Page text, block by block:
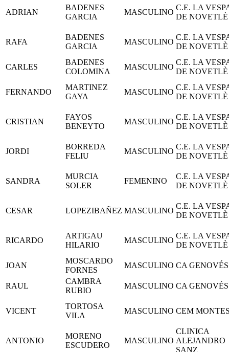
ADRIAN
BADENES
GARCIA
MASCULINO
C.E. LA
DE NOVETLÈ
RAFA
BADENES
GARCIA
MASCULINO
C.E. LA
DE NOVETLÈ
CARLES
BADENES
COLOMINA
MASCULINO
C.E. LA
DE NOVETLÈ
FERNANDO
MARTINEZ
GAYA
MASCULINO
C.E. LA
DE NOVETLÈ
CRISTIAN
FAYOS
BENEYTO
MASCULINO
C.E. LA
DE NOVETLÈ
JORDI
BORREDA
FELIU
MASCULINO
C.E. LA
DE NOVETLÈ
SANDRA
MURCIA
SOLER
FEMENINO
C.E. LA
DE NOVETLÈ
CESAR LOPEZIBAÑEZ MASCULINO
C.E. LA
DE NOVETLÈ
RICARDO
ARTIGAU
HILARIO
MASCULINO
C.E. LA
DE NOVETLÈ
JOAN
MOSCARDO
FORNES
MASCULINO CA GENOVÉS
RAUL
CAMBRA
RUBIO
MASCULINO CA GENOVÉS
VICENT
TORTOSA
VILA
MASCULINO CEM
ANTONIO
MORENO
ESCUDERO
MASCULINO
CLINICA
ALEJANDRO
SANZ